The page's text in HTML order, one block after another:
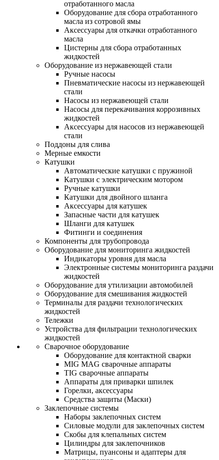
отработанного масла
Оборудование для сбора отработанного
масла из сотровой ямы
Аксессуары для откачки отработанного
масла
Цистерны для сбора отработанных
жидкостей
Оборудование из нержавеющей стали
Ручные насосы
Пневматические насосы из нержавеющей
стали
Насосы из нержавеющей стали
Насосы для перекачивания коррозивных
жидкостей
Аксессуары для насосов из нержавеющей
стали
Поддоны для слива
Мерные емкости
Катушки
Автоматические катушки с пружиной
Катушки с электрическим мотором
Ручные катушки
Катушки для двойного шланга
Аксессуары для катушек
Запасные части для катушек
Шланги для катушек
Фитинги и соединения
Компоненты для трубопровода
Оборудование для мониторинга жидкостей
Индикаторы уровня для масла
Электронные системы мониторинга раздачи
жидкостей
Оборудование для утилизации автомобилей
Оборудование для смешивания жидкостей
Терминалы для раздачи технологических
жидкостей
Тележки
Устройства для фильтрации технологических
жидкостей
Сварочное оборудование
Оборудование для контактной сварки
MIG MAG сварочные аппараты
TIG сварочные аппараты
Аппараты для приварки шпилек
Горелки, аксессуары
Средства защиты (Маски)
Заклепочные системы
Наборы заклепочных систем
Силовые модули для заклепочных систем
Скобы для клепальных систем
Цилиндры для заклепочников
Матрицы, пуансоны и адаптеры для